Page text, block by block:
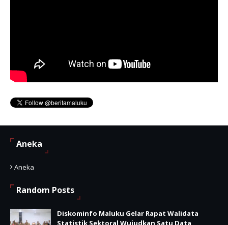
Aneka
Aneka
Random Posts
Diskominfo Maluku Gelar Rapat Walidata
Statistik Sektoral Wujudkan Satu Data